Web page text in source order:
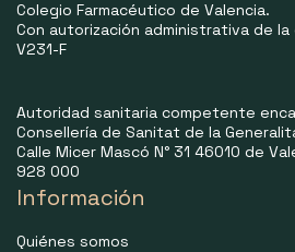
Colegio Farmacéutico de Valencia.
Con autorización administrativa de la
V231-F
Autoridad sanitaria competente
Consellería de Sanitat de la
Calle Micer Mascó N° 31 46010 de
928 000
Información
Quiénes somos